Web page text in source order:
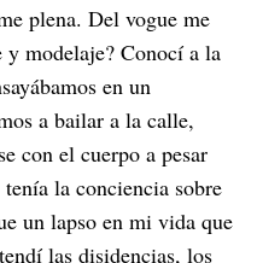
plena. Del vogue me
y modelaje? Conocí a la
en un
a bailar a la calle,
con el cuerpo a pesar
la conciencia sobre
un lapso en mi vida que
las disidencias, los